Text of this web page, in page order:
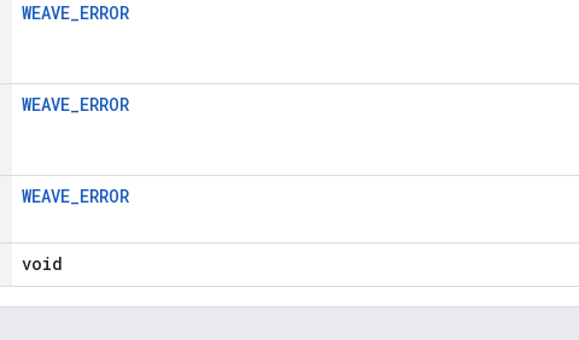
WEAVE_ERROR
WEAVE_ERROR
WEAVE_ERROR
void